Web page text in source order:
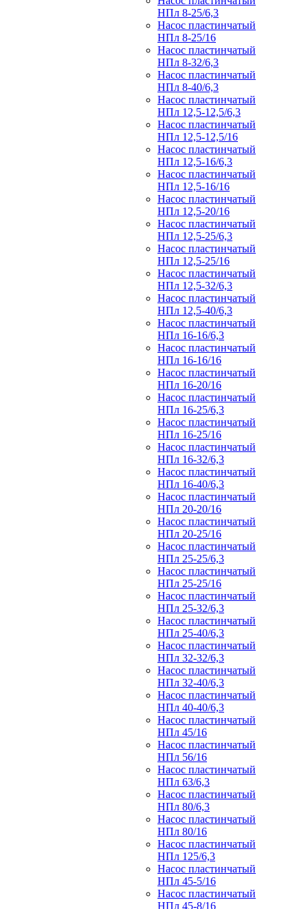
НПл 8-25/6,3
Насос пластинчатый
НПл 8-25/16
Насос пластинчатый
НПл 8-32/6,3
Насос пластинчатый
НПл 8-40/6,3
Насос пластинчатый
НПл 12,5-12,5/6,3
Насос пластинчатый
НПл 12,5-12,5/16
Насос пластинчатый
НПл 12,5-16/6,3
Насос пластинчатый
НПл 12,5-16/16
Насос пластинчатый
НПл 12,5-20/16
Насос пластинчатый
НПл 12,5-25/6,3
Насос пластинчатый
НПл 12,5-25/16
Насос пластинчатый
НПл 12,5-32/6,3
Насос пластинчатый
НПл 12,5-40/6,3
Насос пластинчатый
НПл 16-16/6,3
Насос пластинчатый
НПл 16-16/16
Насос пластинчатый
НПл 16-20/16
Насос пластинчатый
НПл 16-25/6,3
Насос пластинчатый
НПл 16-25/16
Насос пластинчатый
НПл 16-32/6,3
Насос пластинчатый
НПл 16-40/6,3
Насос пластинчатый
НПл 20-20/16
Насос пластинчатый
НПл 20-25/16
Насос пластинчатый
НПл 25-25/6,3
Насос пластинчатый
НПл 25-25/16
Насос пластинчатый
НПл 25-32/6,3
Насос пластинчатый
НПл 25-40/6,3
Насос пластинчатый
НПл 32-32/6,3
Насос пластинчатый
НПл 32-40/6,3
Насос пластинчатый
НПл 40-40/6,3
Насос пластинчатый
НПл 45/16
Насос пластинчатый
НПл 56/16
Насос пластинчатый
НПл 63/6,3
Насос пластинчатый
НПл 80/6,3
Насос пластинчатый
НПл 80/16
Насос пластинчатый
НПл 125/6,3
Насос пластинчатый
НПл 45-5/16
Насос пластинчатый
НПл 45-8/16